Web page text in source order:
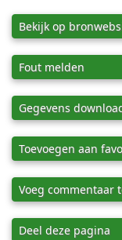
Bekijk op
Fout melden
Gegevens
Toevoegen aan
Voeg commentaar
Deel deze pagina